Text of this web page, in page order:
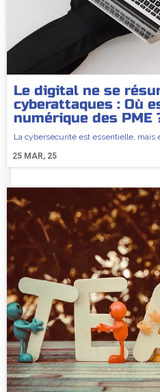
Le digital ne se
cyberattaques : Où
numérique des PME
25 MAR, 25
La cybersécurité est essentielle, mais